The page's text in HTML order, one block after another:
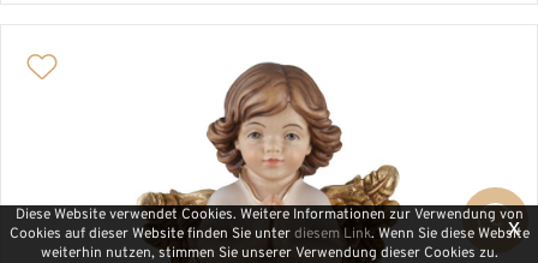
x
Diese Website verwendet Cookies. Weitere Informationen zur Verwendung von
Cookies auf dieser Website finden Sie unterdiesem Link. Wenn Sie diese Website
weiterhin nutzen, stimmen Sie unserer Verwendung dieser Cookies zu.